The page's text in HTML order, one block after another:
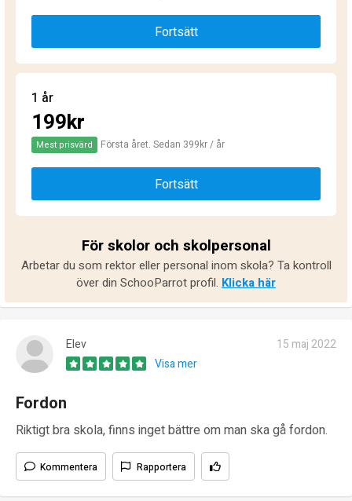
Fortsätt
1 år
199kr
Mest prisvärd Första året. Sedan 399kr / år
Fortsätt
För skolor och skolpersonal
Arbetar du som rektor eller personal inom skola? Ta kontroll
över din SchooParrot profil. Klicka här
Elev
15 maj 2022
Visa mer
Fordon
Riktigt bra skola, finns inget bättre om man ska gå fordon.
Kommentera Rapportera